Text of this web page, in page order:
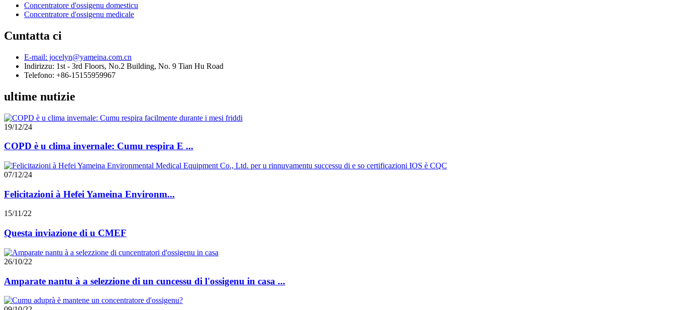
Concentratore d'ossigenu domesticu
Concentratore d'ossigenu medicale
Cuntatta ci
E-mail: jocelyn@yameina.com.cn
Indirizzu: 1st - 3rd Floors, No.2 Building, No. 9 Tian Hu Road
Telefono: +86-15155959967
ultime nutizie
19/12/24
COPD è u clima invernale: Cumu respira E ...
07/12/24
Felicitazioni à Hefei Yameina Environm...
15/11/22
Questa inviazione di u CMEF
26/10/22
Amparate nantu à a selezzione di un cuncessu di l'ossigenu in casa ...